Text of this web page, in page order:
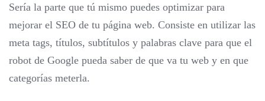
Sería la parte que tú mismo puedes optimizar para
mejorar el SEO de tu página web. Consiste en utilizar las
meta tags, títulos, subtítulos y palabras clave para que el
robot de Google pueda saber de que va tu web y en que
categorías meterla.